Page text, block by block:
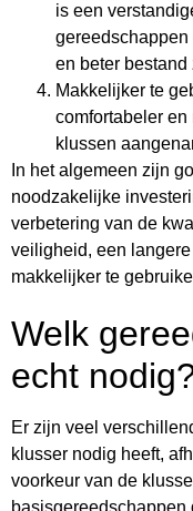
is een
en beter
Makkelijker te
comfortabeler
klussen
In het algemeen zijn
noodzakelijke
verbetering van de
veiligheid, een
makkelijker te
Welk
echt
Er zijn veel
klusser nodig heeft,
voorkeur van de
basisgereedschappen